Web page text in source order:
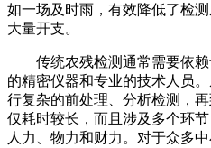
如一场及时雨，有效降低了检
大量开支。
传统农残检测通常需要依赖
的精密仪器和专业的技术人员
行复杂的前处理、分析检测，
仅耗时较长，而且涉及多个环
人力、物力和财力。对于众多